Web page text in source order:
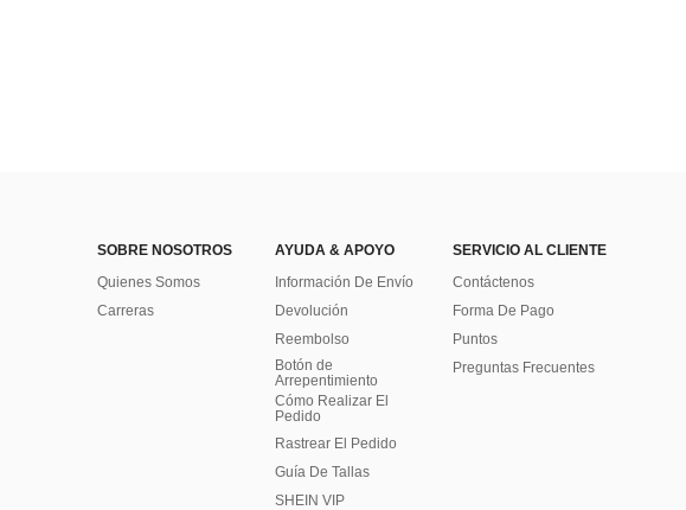
SOBRE NOSOTROS
Quienes Somos
Carreras
AYUDA & APOYO
Información De Envío
Devolución
Reembolso
Botón de
Arrepentimiento
Cómo Realizar El
Pedido
Rastrear El Pedido
Guía De Tallas
SHEIN VIP
SERVICIO AL CLIENTE
Contáctenos
Forma De Pago
Puntos
Preguntas Frecuentes